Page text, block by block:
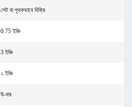
সেট বা পৃথকভাবে বিক্রি
0.75 ইঞ্চি
3 ইঞ্চি
২ ইঞ্চি
উ-বার